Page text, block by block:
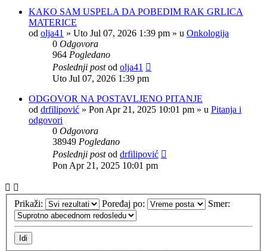
KAKO SAM USPELA DA POBEDIM RAK GRLICA
MATERICE
od olja41 » Uto Jul 07, 2026 1:39 pm » u Onkologija
0 Odgovora
964 Pogledano
Poslednji postod olja41
Uto Jul 07, 2026 1:39 pm
ODGOVOR NA POSTAVLJENO PITANJE
od drfilipović » Pon Apr 21, 2025 10:01 pm » u Pitanja i
odgovori
0 Odgovora
38949 Pogledano
Poslednji postod drfilipović
Pon Apr 21, 2025 10:01 pm
Prikaži: Poređaj po: Smer: